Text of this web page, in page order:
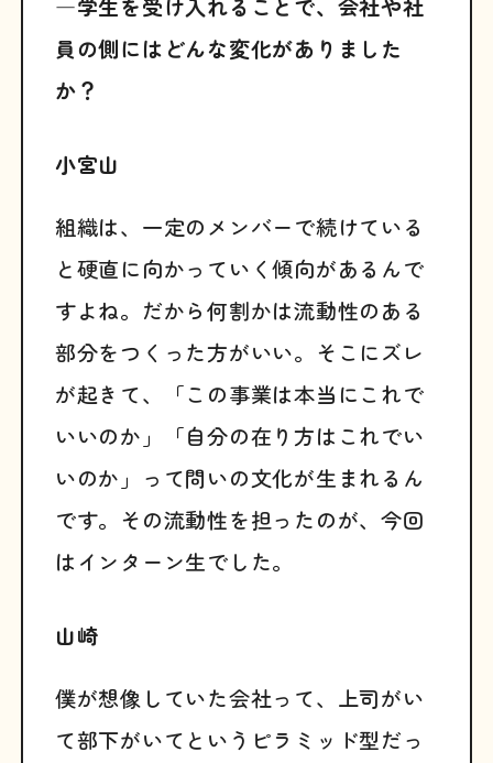
―学生を受け入れることで、会社や社
員の側にはどんな変化がありました
か？
小宮山
組織は、一定のメンバーで続けている
と硬直に向かっていく傾向があるんで
すよね。だから何割かは流動性のある
部分をつくった方がいい。そこにズレ
が起きて、「この事業は本当にこれで
いいのか」「自分の在り方はこれでい
いのか」って問いの文化が生まれるん
です。その流動性を担ったのが、今回
はインターン生でした。
山崎
僕が想像していた会社って、上司がい
て部下がいてというピラミッド型だっ